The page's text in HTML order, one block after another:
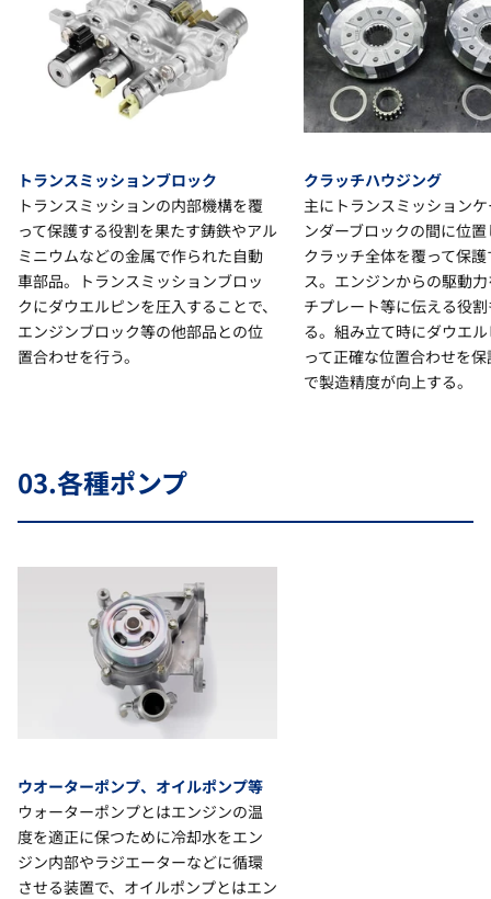
トランスミッションブロック
トランスミッションの内部機構を覆
って保護する役割を果たす鋳鉄やアル
ミニウムなどの金属で作られた自動
車部品。トランスミッションブロッ
クにダウエルピンを圧入することで、
エンジンブロック等の他部品との位
置合わせを行う。
クラッチハウジング
主にトランスミッション
ンダーブロックの間に位
クラッチ全体を覆って保
ス。エンジンからの駆動
チプレート等に伝える役
る。組み立て時にダウエ
って正確な位置合わせを
で製造精度が向上する。
03.各種ポンプ
ウオーターポンプ、オイルポンプ等
ウォーターポンプとはエンジンの温
度を適正に保つために冷却水をエン
ジン内部やラジエーターなどに循環
させる装置で、オイルポンプとはエン